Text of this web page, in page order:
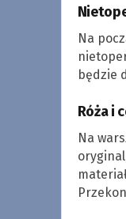
Na
będzie
Róża i
Na